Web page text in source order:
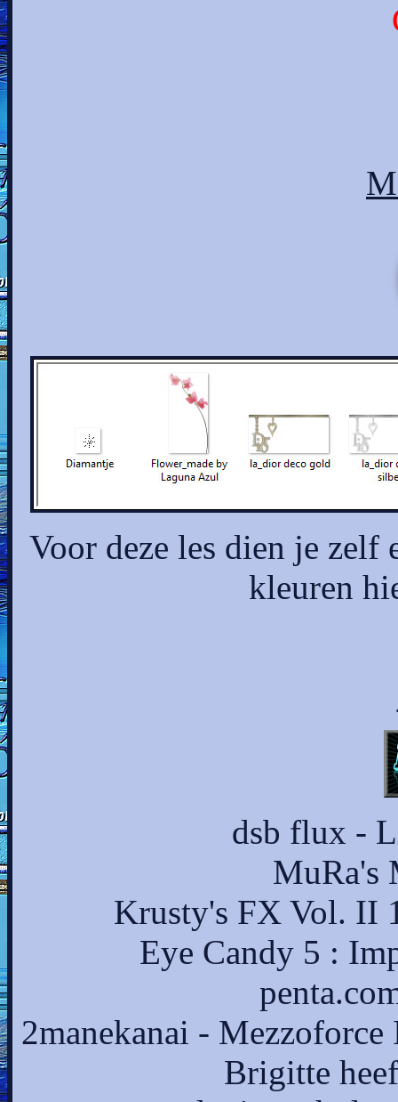
Voor deze les dien je zelf
kleuren
dsb flux -
MuRa's
Krusty's FX Vol. II
Eye Candy 5 :
2manekanai -
Brigitte